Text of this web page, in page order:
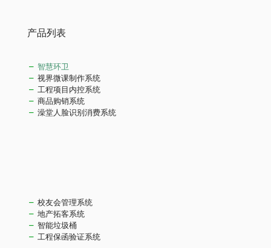
产品列表
智慧环卫
视界微课制作系统
工程项目内控系统
商品购销系统
澡堂人脸识别消费系统
校友会管理系统
地产拓客系统
智能垃圾桶
工程保函验证系统